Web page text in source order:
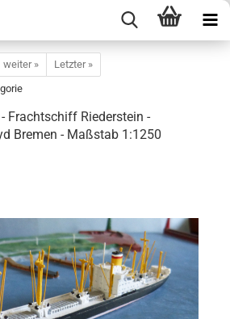
weiter »
Letzter »
Frachtschiff Riederstein -
Bremen - Maßstab 1:1250